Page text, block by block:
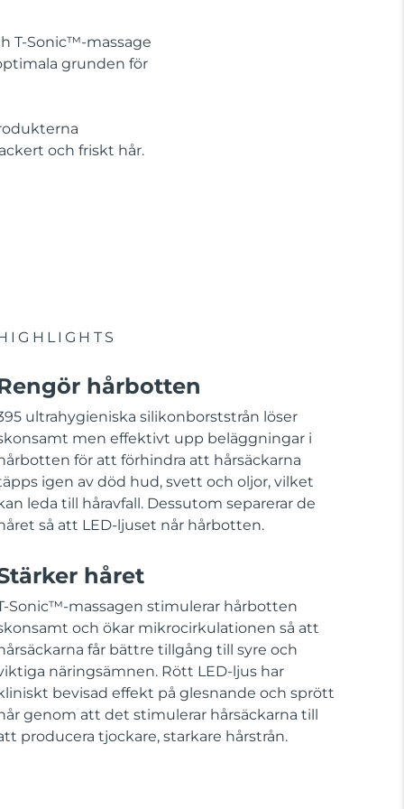
T-Sonic™-massage
grunden för
och friskt hår.
hårbotten
ultrahygieniska silikonborststrån löser
men effektivt upp beläggningar i
för att förhindra att hårsäckarna
igen av död hud, svett och oljor, vilket
leda till håravfall. Dessutom separerar de
så att LED-ljuset når hårbotten.
håret
Sonic™-massagen stimulerar hårbotten
och ökar mikrocirkulationen så att
får bättre tillgång till syre och
näringsämnen. Rött LED-ljus har
bevisad effekt på glesnande och sprött
genom att det stimulerar hårsäckarna till
producera tjockare, starkare hårstrån.